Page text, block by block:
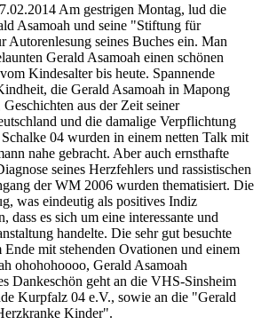
Am gestrigen Montag, lud die
Asamoah und seine "Stiftung für
seines Buches ein. Man
Gerald Asamoah einen schönen
Kindesalter bis heute. Spannende
die Gerald Asamoah in Mapong
aus der Zeit seiner
und die damalige Verpflichtung
04 wurden in einem netten Talk mit
nahe gebracht. Aber auch ernsthafte
seines Herzfehlers und rassistischen
der WM 2006 wurden thematisiert. Die
was eindeutig als positives Indiz
dass es sich um eine interessante und
handelte. Die sehr gut besuchte
Ende mit stehenden Ovationen und einem
ohohohoooo, Gerald Asamoah
Dankeschön geht an die VHS-Sinsheim
Kurpfalz 04 e.V., sowie an die "Gerald
Kinder".